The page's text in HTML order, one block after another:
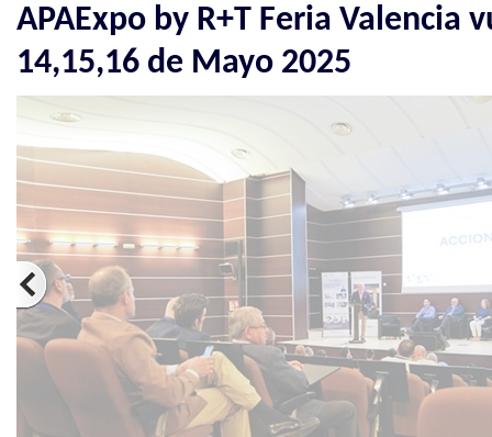
APAExpo by R+T Feria Valencia
14,15,16 de Mayo 2025